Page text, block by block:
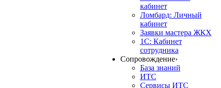
кабинет
Ломбард: Личный
кабинет
Заявки мастера ЖКХ
1С: Кабинет
сотрудника
Сопровождение›
База знаний
ИТС
Сервисы ИТС